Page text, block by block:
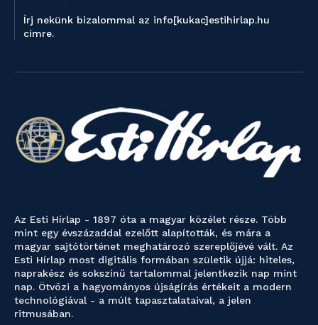
Írj nekünk bizalommal az info[kukac]estihirlap.hu
címre.
Az Esti Hírlap - 1897 óta a magyar közélet része. Több
mint egy évszázaddal ezelőtt alapították, és mára a
magyar sajtótörténet meghatározó szereplőjévé vált. Az
Esti Hírlap most digitális formában születik újjá: hiteles,
naprakész és sokszínű tartalommal jelentkezik nap mint
nap. Ötvözi a hagyományos újságírás értékeit a modern
technológiával - a múlt tapasztalataival, a jelen
ritmusában.